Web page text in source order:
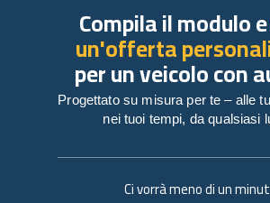
Ci vorrà meno di un
Compila il modulo e
un'offerta
per un veicolo con
Progettato su misura per te – alle
nei tuoi tempi, da qualsiasi